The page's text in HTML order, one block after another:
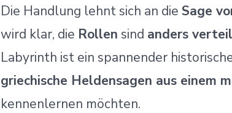
Die Handlung lehnt sich an die Sage
wird klar, die Rollen sind anders
Labyrinth ist ein spannender
griechische Heldensagen aus einem
kennenlernen möchten.